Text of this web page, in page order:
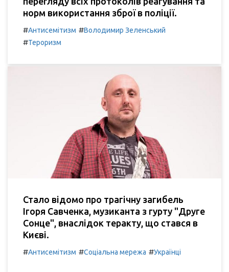
норм використання зброї в поліції.
#Антисемітизм #Володимир Зеленський
#Тероризм
Стало відомо про трагічну загибель
Ігоря Савченка, музиканта з гурту "Друге
Сонце", внаслідок теракту, що стався в
Києві.
#Антисемітизм #Соціальна мережа #Українці